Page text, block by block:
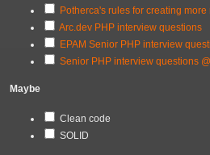
Potherca's rules for creating
Arc.dev PHP interview questions
EPAM Senior PHP interview
Senior PHP interview questions
Maybe
Clean code
SOLID